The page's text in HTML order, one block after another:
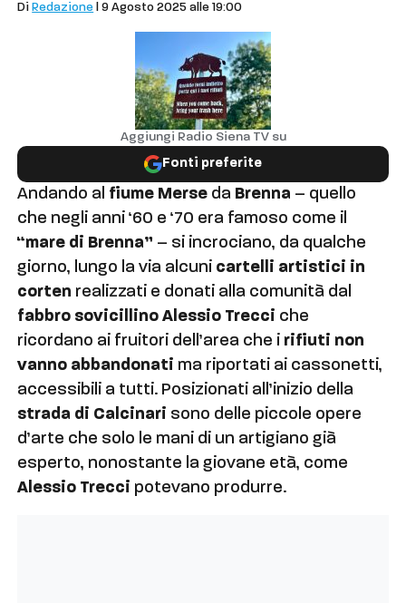
Di Redazione | 9 Agosto 2025 alle 19:00
Aggiungi Radio Siena TV su
Fonti preferite
Andando al fiume Merse da Brenna – quello
che negli anni ‘60 e ‘70 era famoso come il
“mare di Brenna” – si incrociano, da qualche
giorno, lungo la via alcuni cartelli artistici in
corten realizzati e donati alla comunità dal
fabbro sovicillino Alessio Trecci che
ricordano ai fruitori dell’area che i rifiuti non
vanno abbandonati ma riportati ai cassonetti,
accessibili a tutti. Posizionati all’inizio della
strada di Calcinari sono delle piccole opere
d’arte che solo le mani di un artigiano già
esperto, nonostante la giovane età, come
Alessio Trecci potevano produrre.